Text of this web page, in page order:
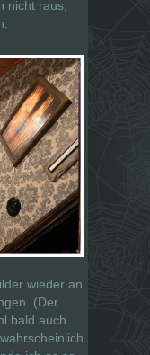
nicht raus,
wieder an
(Der
bald auch